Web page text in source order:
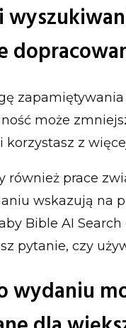
może
korzystasz z
również prace
wskazują na
Bible AI
pytanie, czy
wydaniu